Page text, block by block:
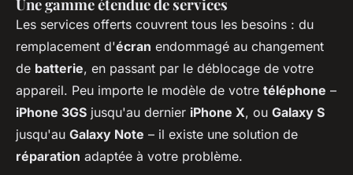
Une gamme étendue de services
Les services offerts couvrent tous les besoins : du
remplacement d'écran endommagé au changement
de batterie, en passant par le déblocage de votre
appareil. Peu importe le modèle de votre téléphone –
iPhone 3GS jusqu'au dernier iPhone X, ou Galaxy S
jusqu'au Galaxy Note – il existe une solution de
réparation adaptée à votre problème.